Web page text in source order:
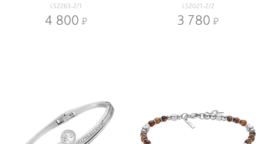
LS2263-2/1
4 800
LS2021-2/2
3 780